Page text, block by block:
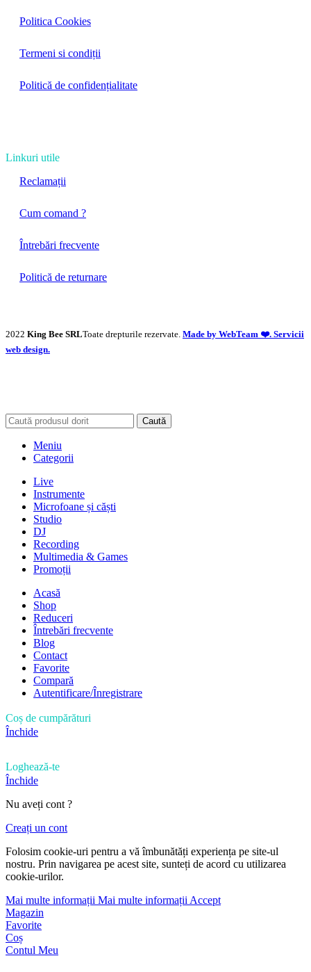
Politica Cookies
Termeni si condiții
Politică de confidențialitate
Linkuri utile
Reclamații
Cum comand ?
Întrebări frecvente
Politică de returnare
2022 King Bee SRLToate drepturile rezervate. Made by WebTeam ❤️. Servicii
web design.
Caută
Meniu
Categorii
Live
Instrumente
Microfoane și căști
Studio
DJ
Recording
Multimedia & Games
Promoții
Acasă
Shop
Reduceri
Întrebări frecvente
Blog
Contact
Favorite
Compară
Autentificare/Înregistrare
Coș de cumpărături
Închide
Loghează-te
Închide
Nu aveți cont ?
Creați un cont
Folosim cookie-uri pentru a vă îmbunătăți experiența pe site-ul
nostru. Prin navigarea pe acest site, sunteți de acord cu utilizarea
cookie-urilor.
Mai multe informații Mai multe informațiiAccept
Magazin
Favorite
Coș
Contul Meu